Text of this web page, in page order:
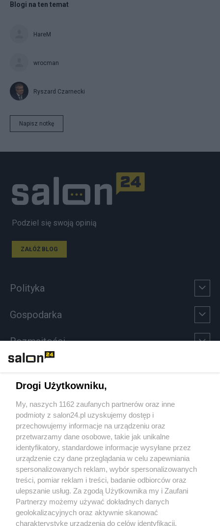
Blogi na ten temat
HareM
wrocman
Ryszard Czarnecki
Napisz notkę
Podziel się swoją opinią
ZAŁÓŻ BLOG
Polityka
Gospodarka
Rozmaitości
Sport
Społeczeństwo
Kultura
X Facebook Instagram Youtube
Drogi Użytkowniku,
My, naszych 1162 zaufanych partnerów oraz inne
podmioty z salon24.pl uzyskujemy dostęp i
przechowujemy informacje na urządzeniu oraz
przetwarzamy dane osobowe, takie jak unikalne
identyfikatory, standardowe informacje wysyłane przez
urządzenie czy dane przeglądania w celu zapewniania
spersonalizowanych reklam, wybór spersonalizowanych
treści, pomiar reklam i treści, badanie odbiorców oraz
ulepszanie usług. Za zgodą Użytkownika my i Zaufani
Partnerzy możemy używać dokładnych danych
geolokalizacyjnych oraz aktywnie skanować
charakterystykę urządzenia do celów identyfikacji.